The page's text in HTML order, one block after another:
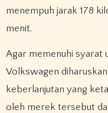
menempuh jarak 178
menit.
Agar memenuhi syarat
Volkswagen
keberlanjutan yang
oleh merek tersebut